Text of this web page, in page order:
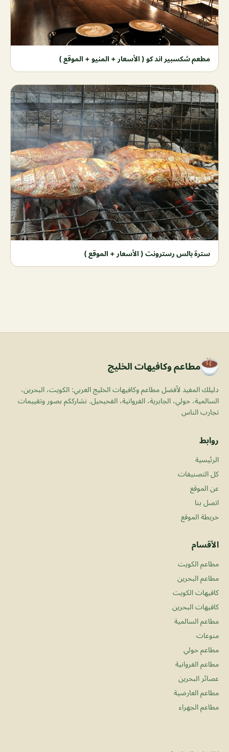
مطعم شكسبير اند كو ( الأسعار + المنيو + الموقع )
سترة بالس رسترونت ( الأسعار + الموقع )
مطاعم وكافيهات الخليج
دليلك المفيد لأفضل مطاعم وكافيهات الخليج العربي: الكويت، البحرين،
السالمية، حولي، الجابرية، الفروانية، الفحيحيل. نشارككم بصور وتقييمات
تجارب الناس
روابط
الرئيسية
كل التصنيفات
عن الموقع
اتصل بنا
خريطة الموقع
الأقسام
مطاعم الكويت
مطاعم البحرين
كافيهات الكويت
كافيهات البحرين
مطاعم السالمية
منوعات
مطاعم حولي
مطاعم الفروانية
عصائر البحرين
مطاعم العارضية
مطاعم الجهراء